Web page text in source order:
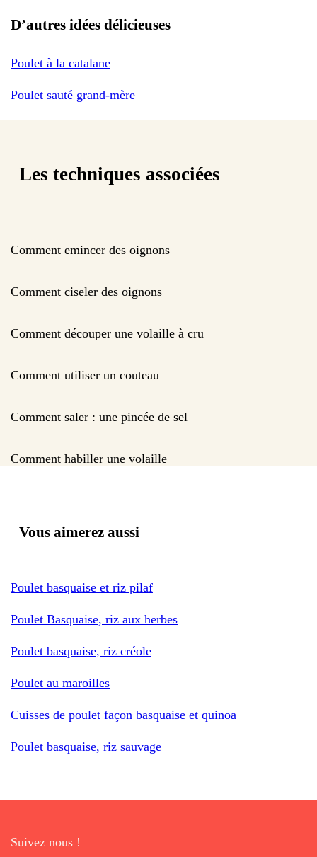
D’autres idées délicieuses
Poulet à la catalane
Poulet sauté grand-mère
Les techniques associées
Comment emincer des oignons
Comment ciseler des oignons
Comment découper une volaille à cru
Comment utiliser un couteau
Comment saler : une pincée de sel
Comment habiller une volaille
Vous aimerez aussi
Poulet basquaise et riz pilaf
Poulet Basquaise, riz aux herbes
Poulet basquaise, riz créole
Poulet au maroilles
Cuisses de poulet façon basquaise et quinoa
Poulet basquaise, riz sauvage
Suivez nous !